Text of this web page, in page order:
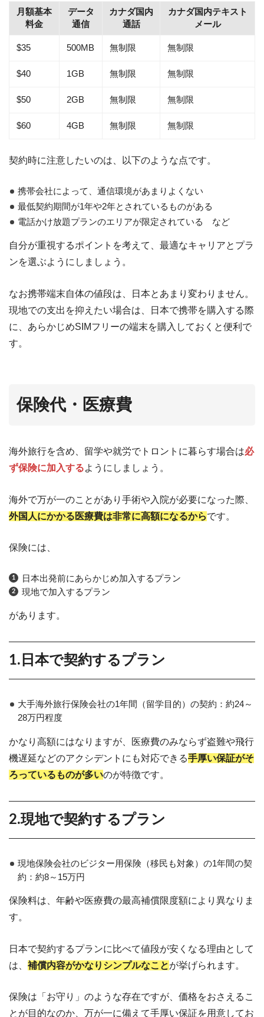
月額基本
料金
データ
通信
カナダ国内
通話
カナダ国内テキスト
メール
$35 500MB 無制限 無制限
$40 1GB 無制限 無制限
$50 2GB 無制限 無制限
$60 4GB 無制限 無制限
契約時に注意したいのは、以下のような点です。
携帯会社によって、通信環境があまりよくない
最低契約期間が1年や2年とされているものがある
電話かけ放題プランのエリアが限定されている など
自分が重視するポイントを考えて、最適なキャリアとプラ
ンを選ぶようにしましょう。
なお携帯端末自体の値段は、日本とあまり変わりません。
現地での支出を抑えたい場合は、日本で携帯を購入する際
に、あらかじめSIMフリーの端末を購入しておくと便利で
す。
保険代・医療費
海外旅行を含め、留学や就労でトロントに暮らす場合は必
ず保険に加入するようにしましょう。
海外で万が一のことがあり手術や入院が必要になった際、
外国人にかかる医療費は非常に高額になるからです。
保険には、
日本出発前にあらかじめ加入するプラン
現地で加入するプラン
があります。
1.日本で契約するプラン
大手海外旅行保険会社の1年間（留学目的）の契約：約24～
28万円程度
かなり高額にはなりますが、医療費のみならず盗難や飛行
機遅延などのアクシデントにも対応できる手厚い保証がそ
ろっているものが多いのが特徴です。
2.現地で契約するプラン
現地保険会社のビジター用保険（移民も対象）の1年間の契
約：約8～15万円
保険料は、年齢や医療費の最高補償限度額により異なりま
す。
日本で契約するプランに比べて値段が安くなる理由として
は、 補償内容がかなりシンプルなことが挙げられます。
保険は「お守り」のような存在ですが、価格をおさえるこ
とが目的なのか、万が一に備えて手厚い保証を用意してお